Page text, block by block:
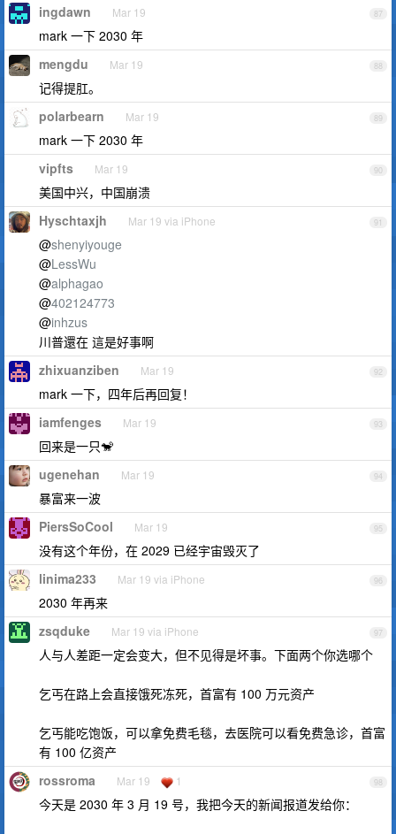
87
ingdawn Mar 19
mark 一下 2030 年
88
mengdu Mar 19
记得提肛。
89
polarbearn Mar 19
mark 一下 2030 年
90
vipfts Mar 19
美国中兴，中国崩溃
91
Hyschtaxjh Mar 19 via iPhone
@shenyiyouge
@LessWu
@alphagao
@402124773
@inhzus
川普還在 這是好事啊
92
zhixuanziben Mar 19
mark 一下，四年后再回复！
93
iamfenges Mar 19
回来是一只🐒
94
ugenehan Mar 19
暴富来一波
95
PiersSoCool Mar 19
没有这个年份，在 2029 已经宇宙毁灭了
96
linima233 Mar 19 via iPhone
2030 年再来
97
zsqduke Mar 19 via iPhone
人与人差距一定会变大，但不见得是坏事。下面两个你选哪个
乞丐在路上会直接饿死冻死，首富有 100 万元资产
乞丐能吃饱饭，可以拿免费毛毯，去医院可以看免费急诊，首富
有 100 亿资产
98
rossroma Mar 19 1
今天是 2030 年 3 月 19 号，我把今天的新闻报道发给你：